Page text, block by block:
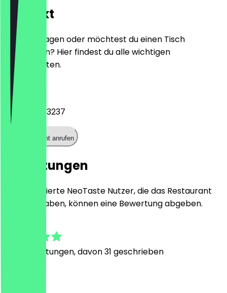
Kontakt
Hast du Fragen oder möchtest du einen Tisch
reservieren? Hier findest du alle wichtigen
Kontaktdaten.
Telefon
+491726873237
Restaurant anrufen
Bewertungen
Nur registrierte NeoTaste Nutzer, die das Restaurant
besucht haben, können eine Bewertung abgeben.
Bewertungen, davon 31 geschrieben